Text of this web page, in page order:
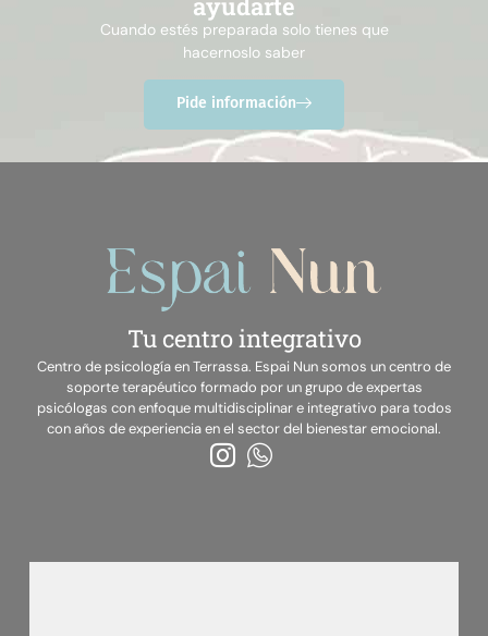
Cuando estés preparada solo tienes que
hacernoslo saber
Pide información
Tu centro integrativo
Centro de psicología en Terrassa. Espai Nun somos un centro de
soporte terapéutico formado por un grupo de expertas
psicólogas con enfoque multidisciplinar e integrativo para todos
con años de experiencia en el sector del bienestar emocional.